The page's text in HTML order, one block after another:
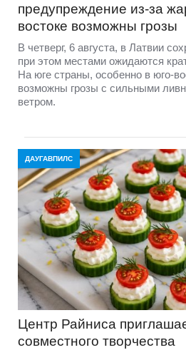
предупреждение из-за
востоке возможны грозы
В четверг, 6 августа, в Латвии
при этом местами ожидаются
На юге страны, особенно в юго-
возможны грозы с сильными
ветром.
ДАУГАВПИЛС
Центр Райниса
совместного творчества